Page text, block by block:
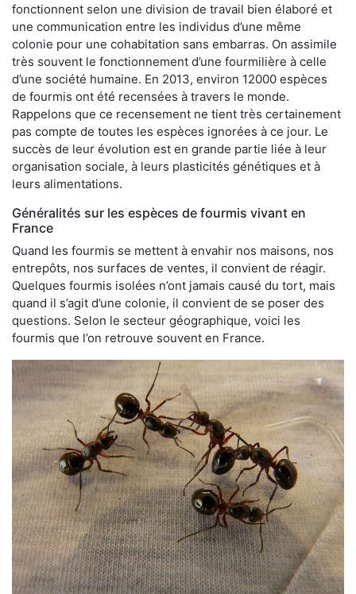
fonctionnent selon une division de travail bien élaboré et
une communication entre les individus d’une même
colonie pour une cohabitation sans embarras. On assimile
très souvent le fonctionnement d’une fourmilière à celle
d’une société humaine. En 2013, environ 12000 espèces
de fourmis ont été recensées à travers le monde.
Rappelons que ce recensement ne tient très certainement
pas compte de toutes les espèces ignorées à ce jour. Le
succès de leur évolution est en grande partie liée à leur
organisation sociale, à leurs plasticités génétiques et à
leurs alimentations.
Généralités sur les espèces de fourmis vivant en
France
Quand les fourmis se mettent à envahir nos maisons, nos
entrepôts, nos surfaces de ventes, il convient de réagir.
Quelques fourmis isolées n’ont jamais causé du tort, mais
quand il s’agit d’une colonie, il convient de se poser des
questions. Selon le secteur géographique, voici les
fourmis que l’on retrouve souvent en France.